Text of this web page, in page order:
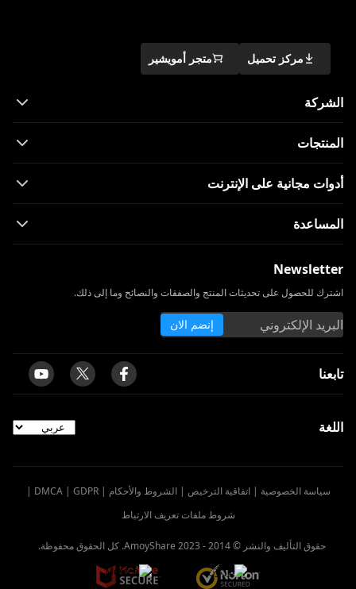
مركز تحميل متجر أمويشير
الشركة
المنتجات
أدوات مجانية على الإنترنت
المساعدة
Newsletter
اشترك للحصول على تحديثات المنتج والصفقات والنصائح وما إلى ذلك.
إنضم الان
تابعنا
اللغة
سياسة الخصوصية | اتفاقية الترخيص | الشروط والأحكام |
DMCA| GDPR
|
شروط ملفات تعريف الارتباط
حقوق التأليف والنشر © 2014 - 2023